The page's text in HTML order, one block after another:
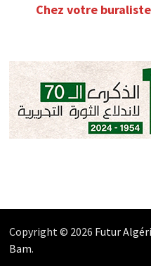
Chez votre buraliste
Copyright © 2026 Futur
Bam.